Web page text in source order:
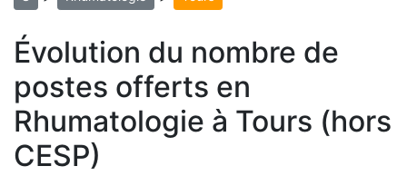
Évolution du nombre de
postes offerts en
Rhumatologie à Tours (hors
CESP)